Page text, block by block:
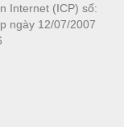
Internet (ICP) số:
ngày 12/07/2007